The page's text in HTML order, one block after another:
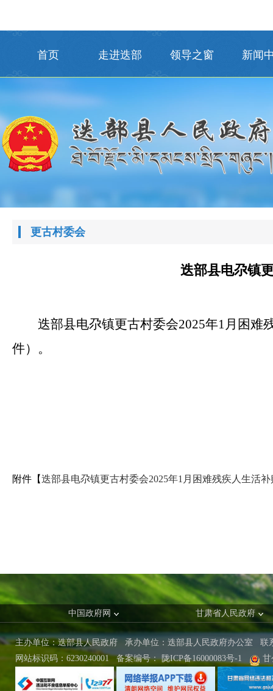
首页 走进迭部 领导之窗 新闻
更古村委会
迭部县电尕镇
迭部县电尕镇更古村委会2025年1月困难
件）。
附件【迭部县电尕镇更古村委会2025年1月困难残疾人生活
中国政府网 甘肃省人民政府
主办单位：迭部县人民政府 承办单位：迭部县人民政府办公室 联
网站标识码：6230240001
备案编号： 陇ICP备16000083号-1 甘